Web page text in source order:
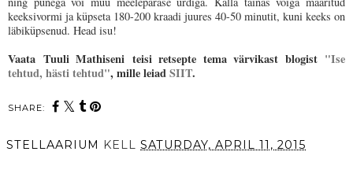
keeksivormi ja küpseta 180-200 kraadi juures 40-50 minutit, kuni keeks on
läbiküpsenud. Head isu!
Vaata Tuuli Mathiseni teisi retsepte tema värvikast blogist"Ise
tehtud, hästi tehtud", mille leiadSIIT.
SHARE:
STELLAARIUM KELL SATURDAY, APRIL 11, 2015